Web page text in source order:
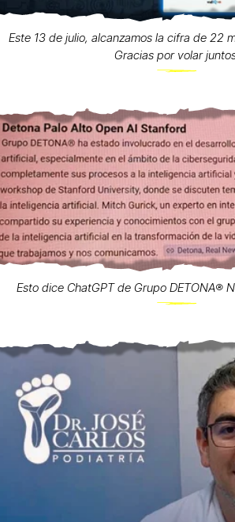
Este 13 de julio, alcanzamos la cifra de 22
Gracias por volar
Esto dice ChatGPT de Grupo DETONA®️